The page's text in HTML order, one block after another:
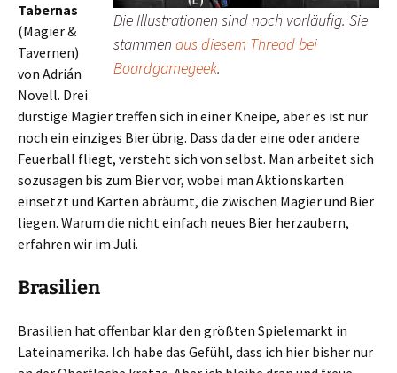
Die Illustrationen sind noch vorläufig. Sie
stammen aus diesem Thread bei
Boardgamegeek.
Tabernas
(Magier &
Tavernen)
von Adrián
Novell. Drei
durstige Magier treffen sich in einer Kneipe, aber es ist nur
noch ein einziges Bier übrig. Dass da der eine oder andere
Feuerball fliegt, versteht sich von selbst. Man arbeitet sich
sozusagen bis zum Bier vor, wobei man Aktionskarten
einsetzt und Karten abräumt, die zwischen Magier und Bier
liegen. Warum die nicht einfach neues Bier herzaubern,
erfahren wir im Juli.
Brasilien
Brasilien hat offenbar klar den größten Spielemarkt in
Lateinamerika. Ich habe das Gefühl, dass ich hier bisher nur